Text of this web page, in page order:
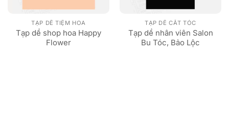
TẠP DỀ TIỆM HOA
Tạp dề shop hoa Happy
Flower
TẠP DỀ CẮT TÓC
Tạp dề nhân viên Salon
Bu Tóc, Bảo Lộc